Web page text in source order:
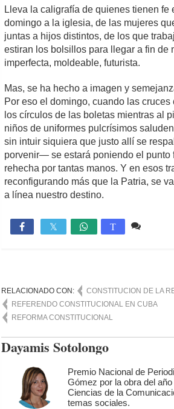
Lleva la caligrafía de quienes tienen fe
domingo a la iglesia, de las mujeres
juntas a hijos distintos, de los que
estiran los bolsillos para llegar a fin de
imperfecta, moldeable, futurista.
Mas, se ha hecho a imagen y
Por eso el domingo, cuando las
los círculos de las boletas mientras al
niños de uniformes pulcrísimos
sin intuir siquiera que justo allí se
porvenir— se estará poniendo el punto
rehecha por tantas manos. Y en esos
reconfigurando más que la Patria, se
a línea nuestro destino.
 T
RELACIONADO CON:
CONSTITUCION DE LA
REFERENDO CONSTITUCIONAL EN CUBA
REFORMA CONSTITUCIONAL
Dayamis Sotolongo
Premio Nacional de
Gómez por la obra del
Ciencias de la
temas sociales.